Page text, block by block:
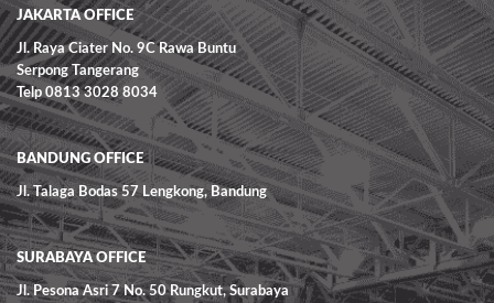
JAKARTA OFFICE
Jl. Raya Ciater No. 9C Rawa Buntu
Serpong Tangerang
Telp 0813 3028 8034
BANDUNG OFFICE
Jl. Talaga Bodas 57 Lengkong, Bandung
SURABAYA OFFICE
Jl. Pesona Asri 7 No. 50 Rungkut, Surabaya